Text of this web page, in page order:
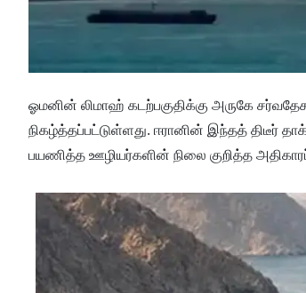
ஓமனின் லிமாஹ் கடற்பகுதிக்கு அருகே
நிகழ்த்தப்பட்டுள்ளது. ஈரானின் இந்தத் திடீர்
பயணித்த ஊழியர்களின் நிலை குறித்த